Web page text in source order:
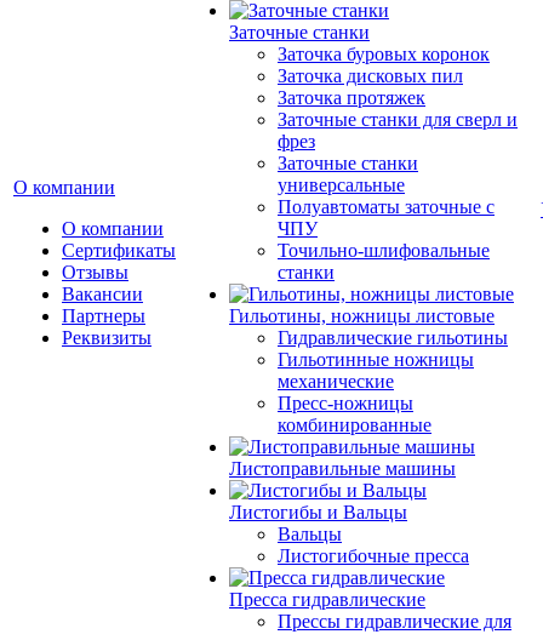
О компании
О компании
Сертификаты
Отзывы
Вакансии
Партнеры
Реквизиты
Заточные станки
Заточка буровых коронок
Заточка дисковых пил
Заточка протяжек
Заточные станки для сверл и
фрез
Заточные станки
универсальные
Полуавтоматы заточные с
ЧПУ
Точильно-шлифовальные
станки
Гильотины, ножницы листовые
Гидравлические гильотины
Гильотинные ножницы
механические
Пресс-ножницы
комбинированные
Листоправильные машины
Листогибы и Вальцы
Вальцы
Листогибочные пресса
Пресса гидравлические
Прессы гидравлические для